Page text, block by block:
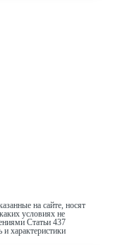
на сайте, носят
условиях не
Статьи 437
характеристики